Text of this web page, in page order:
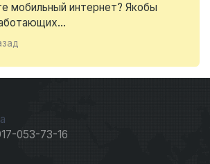
мобильный интернет? Якобы
053-73-16